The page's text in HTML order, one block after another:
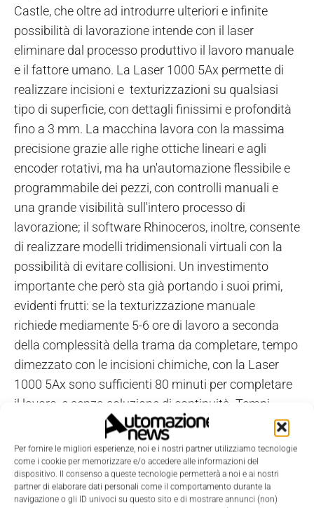
Per fornire le migliori esperienze, noi e i nostri partner utilizziamo tecnologie
come i cookie per memorizzare e/o accedere alle informazioni del
dispositivo. Il consenso a queste tecnologie permetterà a noi e ai nostri
partner di elaborare dati personali come il comportamento durante la
navigazione o gli ID univoci su questo sito e di mostrare annunci (non)
Castle, che oltre ad introdurre ulteriori e infinite
possibilità di lavorazione intende con il laser
eliminare dal processo produttivo il lavoro manuale
e il fattore umano. La Laser 1000 5Ax permette di
realizzare incisioni e texturizzazioni su qualsiasi
tipo di superficie, con dettagli finissimi e profondità
fino a 3 mm. La macchina lavora con la massima
precisione grazie alle righe ottiche lineari e agli
encoder rotativi, ma ha un'automazione flessibile e
programmabile dei pezzi, con controlli manuali e
una grande visibilità sull'intero processo di
lavorazione; il software Rhinoceros, inoltre, consente
di realizzare modelli tridimensionali virtuali con la
possibilità di evitare collisioni. Un investimento
importante che però sta già portando i suoi primi,
evidenti frutti: se la texturizzazione manuale
richiede mediamente 5-6 ore di lavoro a seconda
della complessità della trama da completare, tempo
dimezzato con le incisioni chimiche, con la Laser
1000 5Ax sono sufficienti 80 minuti per completare
il lavoro, e senza soluzione di continuità. Tempi
ridotti in maniera sensibile e, grazie ai sei cambio-
pallet in dotazione, il laser può proseguire il lavoro in
totale autonomia.